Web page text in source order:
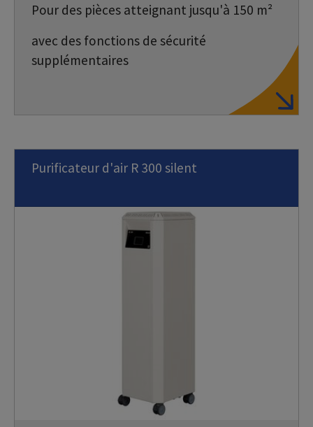
Pour des pièces atteignant jusqu'à 150 m²
avec des fonctions de sécurité
supplémentaires
Purificateur d'air R 300 silent